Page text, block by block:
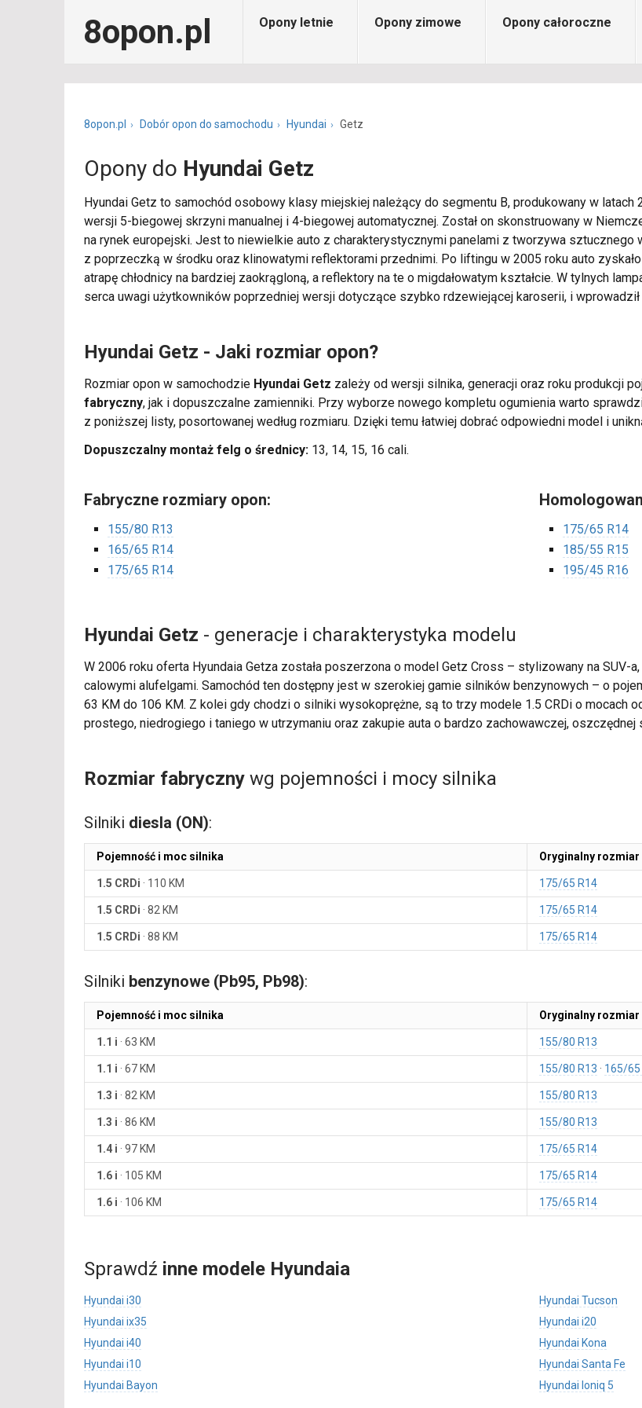
8opon.pl Opony letnie Opony zimowe Opony całoroczne
8opon.pl Dobór opon do samochodu Hyundai Getz
Opony do Hyundai Getz
Hyundai Getz to samochód osobowy klasy miejskiej należący do segmentu B, produkowany w
wersji 5-biegowej skrzyni manualnej i 4-biegowej automatycznej. Został on skonstruowany w
na rynek europejski. Jest to niewielkie auto z charakterystycznymi panelami z tworzywa sztucznego
z poprzeczką w środku oraz klinowatymi reflektorami przednimi. Po liftingu w 2005 roku auto
atrapę chłodnicy na bardziej zaokrągloną, a reflektory na te o migdałowatym kształcie. W tylnych
serca uwagi użytkowników poprzedniej wersji dotyczące szybko rdzewiejącej karoserii, i
Hyundai Getz - Jaki rozmiar opon?
Rozmiar opon w samochodzie Hyundai Getz zależy od wersji silnika, generacji oraz roku produkcji
fabryczny, jak i dopuszczalne zamienniki. Przy wyborze nowego kompletu ogumienia warto
z poniższej listy, posortowanej według rozmiaru. Dzięki temu łatwiej dobrać odpowiedni model i
Dopuszczalny montaż felg o średnicy: 13, 14, 15, 16 cali.
Fabryczne rozmiary opon:
155/80 R13
165/65 R14
175/65 R14
175/65 R14
185/55 R15
195/45 R16
Hyundai Getz - generacje i charakterystyka modelu
W 2006 roku oferta Hyundaia Getza została poszerzona o model Getz Cross – stylizowany na SUV-
calowymi alufelgami. Samochód ten dostępny jest w szerokiej gamie silników benzynowych – o
63 KM do 106 KM. Z kolei gdy chodzi o silniki wysokoprężne, są to trzy modele 1.5 CRDi o mocach
prostego, niedrogiego i taniego w utrzymaniu oraz zakupie auta o bardzo zachowawczej,
Rozmiar fabryczny wg pojemności i mocy silnika
Silniki diesla (ON):
Pojemność i moc silnika Oryginalny rozmiar
1.5 CRDi · 110 KM 175/65 R14
1.5 CRDi · 82 KM 175/65 R14
1.5 CRDi · 88 KM 175/65 R14
Silniki benzynowe (Pb95, Pb98):
Pojemność i moc silnika Oryginalny rozmiar
1.1 i · 63 KM 155/80 R13
1.1 i · 67 KM 155/80 R13 165/65
1.3 i · 82 KM 155/80 R13
1.3 i · 86 KM 155/80 R13
1.4 i · 97 KM 175/65 R14
1.6 i · 105 KM 175/65 R14
1.6 i · 106 KM 175/65 R14
Sprawdź inne modele Hyundaia
Hyundai i30
Hyundai Tucson
Hyundai ix35
Hyundai i20
Hyundai i40
Hyundai Kona
Hyundai i10
Hyundai Santa Fe
Hyundai Bayon
Hyundai Ioniq 5